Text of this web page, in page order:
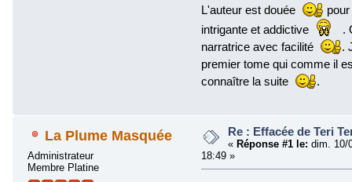
L'auteur est douée
intrigante et addictive
.
narratrice avec facilité
.
premier tome qui comme il
connaître la suite
.
La Plume Masquée
Administrateur
Membre Platine
Re : Effacée de Teri
« Réponse #1 le: dim. 10/
18:49 »